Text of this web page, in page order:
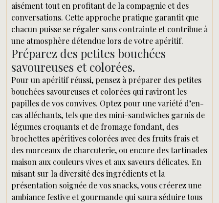
aisément tout en profitant de la compagnie et des
conversations. Cette approche pratique garantit que
chacun puisse se régaler sans contrainte et contribue à
une atmosphère détendue lors de votre apéritif.
Préparez des petites bouchées
savoureuses et colorées.
Pour un apéritif réussi, pensez à préparer des petites
bouchées savoureuses et colorées qui raviront les
papilles de vos convives. Optez pour une variété d’en-
cas alléchants, tels que des mini-sandwiches garnis de
légumes croquants et de fromage fondant, des
brochettes apéritives colorées avec des fruits frais et
des morceaux de charcuterie, ou encore des tartinades
maison aux couleurs vives et aux saveurs délicates. En
misant sur la diversité des ingrédients et la
présentation soignée de vos snacks, vous créerez une
ambiance festive et gourmande qui saura séduire tous